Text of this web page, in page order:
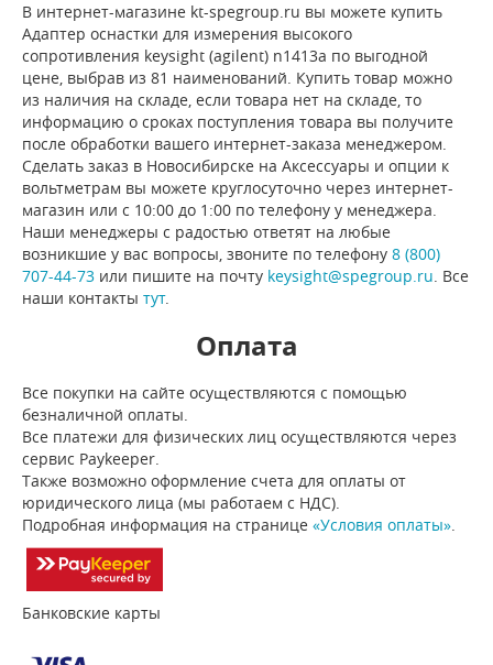
В интернет-магазине kt-spegroup.ru вы можете купить
Адаптер оснастки для измерения высокого
сопротивления keysight (agilent) n1413a по выгодной
цене, выбрав из 81 наименований. Купить товар можно
из наличия на складе, если товара нет на складе, то
информацию о сроках поступления товара вы получите
после обработки вашего интернет-заказа менеджером.
Сделать заказ в Новосибирске на Аксессуары и опции к
вольтметрам вы можете круглосуточно через интернет-
магазин или с 10:00 до 1:00 по телефону у менеджера.
Наши менеджеры с радостью ответят на любые
возникшие у вас вопросы, звоните по телефону 8 (800)
707-44-73 или пишите на почту keysight@spegroup.ru. Все
наши контакты тут.
Оплата
Все покупки на сайте осуществляются с помощью
безналичной оплаты.
Все платежи для физических лиц осуществляются через
сервис Paykeeper.
Также возможно оформление счета для оплаты от
юридического лица (мы работаем с НДС).
Подробная информация на странице «Условия оплаты».
Банковские карты